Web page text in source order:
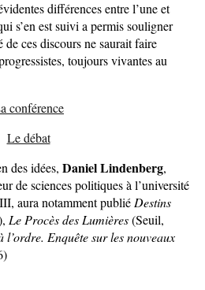
différences entre l’une et
s’en est suivi a permis souligner
ces discours ne saurait faire
toujours vivantes au
conférence
Le débat
des idées, Daniel Lindenberg,
de sciences politiques à l’université
aura notamment publié Destins
Le Procès des Lumières(Seuil,
l’ordre. Enquête sur les nouveaux